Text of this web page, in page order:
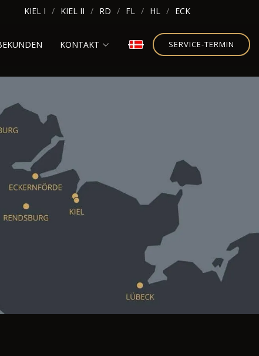
KIEL I KIEL II RD FL HL ECK
KONTAKT SERVICE-TERMIN